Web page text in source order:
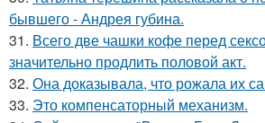
бывшего - Андрея губина.
31. Всего две чашки кофе перед
значительно продлить половой акт.
32. Она доказывала, что рожала их
33. Это компенсаторный механизм.